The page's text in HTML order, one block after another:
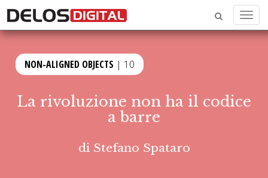
Menu
NON-ALIGNED OBJECTS | 10
La rivoluzione non ha il codice
a barre
di Stefano Spataro